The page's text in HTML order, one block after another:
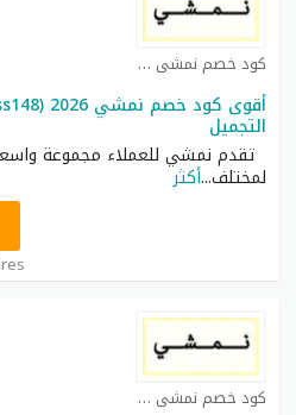
كود خصم نمشي كوبون
التجميل
تقدم نمشي للعملاء مجموعة
لمختلف...أكثر
كود خصم نمشي كوبون